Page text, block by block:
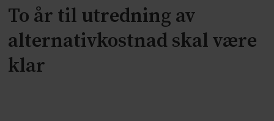
To år til utredning av
alternativkostnad skal være
klar